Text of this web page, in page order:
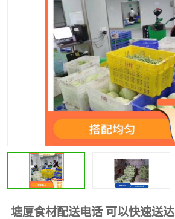
塘厦食材配送电话 可以快速送达
水果配送